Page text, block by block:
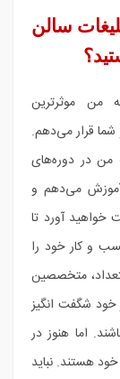
سالن
من موثرترین
شما قرار می‌دهم.
من در دوره‌های
آموزش می‌دهم و
خواهید آورد تا
و کار خود را
متخصصین
خود شگفت انگیز
اما هنوز در
هستند. نباید